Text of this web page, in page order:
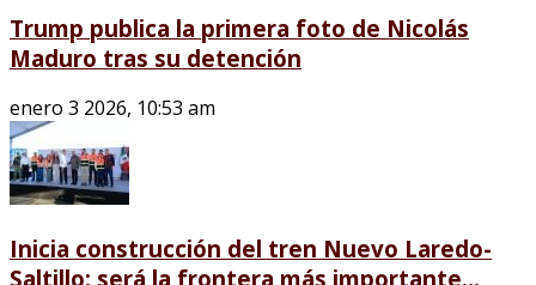
Trump publica la primera foto de Nicolás
Maduro tras su detención
enero 3 2026, 10:53 am
Inicia construcción del tren Nuevo Laredo-
Saltillo; será la frontera más importante...